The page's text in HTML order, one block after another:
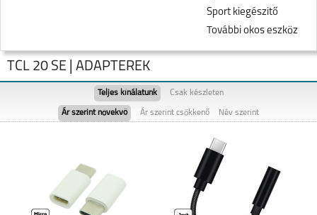
Sport kiegészitő
További okos eszköz
TCL 505
TCL 20 SE | ADAPTEREK
Teljes kínálatunk Csak készleten
Ár szerint növekvő Ár szerint csökkenő Név szerint